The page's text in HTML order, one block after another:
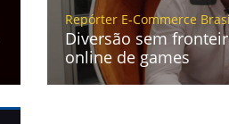
Repórter E-Commerce
Diversão sem
online de games